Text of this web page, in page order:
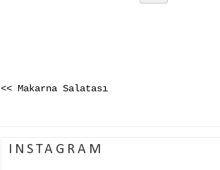
<< Makarna Salatası
INSTAGRAM